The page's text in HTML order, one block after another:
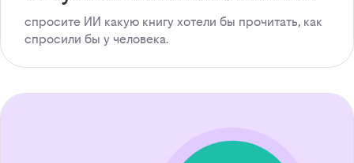
спросите ИИ какую книгу хотели бы прочитать, как
спросили бы у человека.